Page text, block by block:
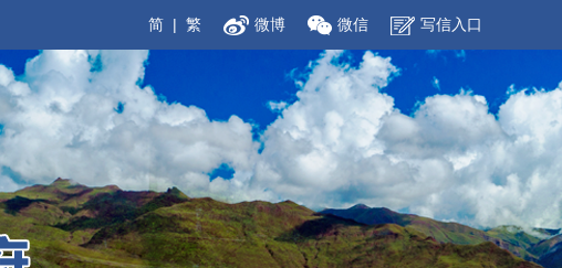
简 | 繁 微博 微信 写信入口